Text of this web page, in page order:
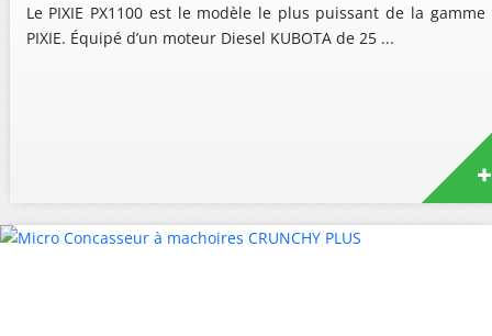
Le PIXIE PX1100 est le modèle le plus puissant de la gamme
PIXIE. Équipé d’un moteur Diesel KUBOTA de 25 ...